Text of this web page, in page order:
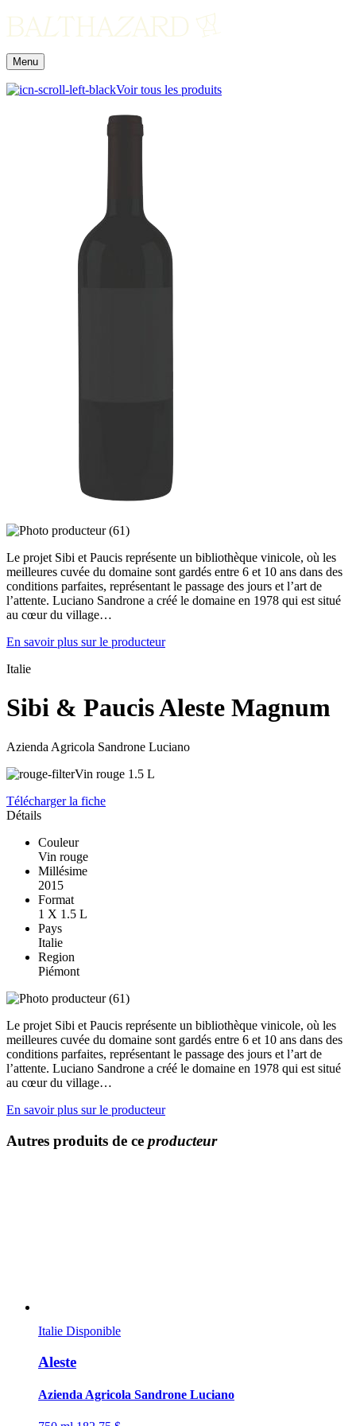
Menu
Voir tous les produits
Le projet Sibi et Paucis représente un bibliothèque vinicole, où les
meilleures cuvée du domaine sont gardés entre 6 et 10 ans dans des
conditions parfaites, représentant le passage des jours et l’art de
l’attente. Luciano Sandrone a créé le domaine en 1978 qui est situé
au cœur du village…
En savoir plus sur le producteur
Italie
Sibi & Paucis Aleste Magnum
Azienda Agricola Sandrone Luciano
Vin rouge 1.5 L
Télécharger la fiche
Détails
Couleur
Vin rouge
Millésime
2015
Format
1 X 1.5 L
Pays
Italie
Region
Piémont
Le projet Sibi et Paucis représente un bibliothèque vinicole, où les
meilleures cuvée du domaine sont gardés entre 6 et 10 ans dans des
conditions parfaites, représentant le passage des jours et l’art de
l’attente. Luciano Sandrone a créé le domaine en 1978 qui est situé
au cœur du village…
En savoir plus sur le producteur
Autres produits de ce producteur
Italie Disponible
Aleste
Azienda Agricola Sandrone Luciano